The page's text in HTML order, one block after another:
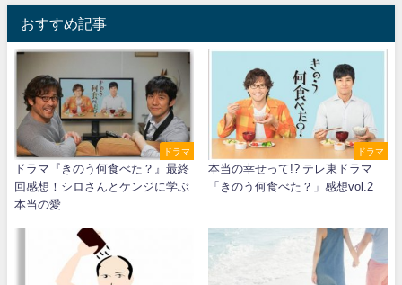
おすすめ記事
ドラマ
ドラマ『きのう何食べた？』最終
回感想！シロさんとケンジに学ぶ
本当の愛
ドラマ
本当の幸せって!? テレ東ドラマ
「きのう何食べた？」感想vol.2